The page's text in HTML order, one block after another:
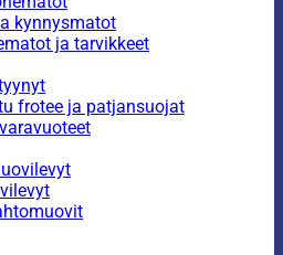
kynnysmatot
ja tarvikkeet
frotee ja patjansuojat